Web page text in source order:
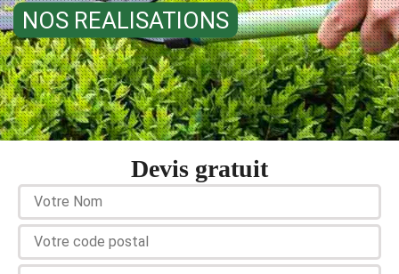
NOS REALISATIONS
Devis gratuit